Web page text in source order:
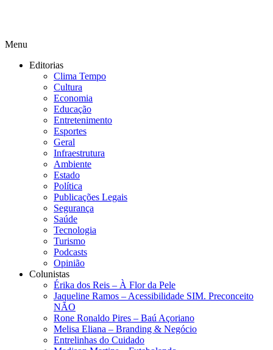
Menu
Editorias
Clima Tempo
Cultura
Economia
Educação
Entretenimento
Esportes
Geral
Infraestrutura
Ambiente
Estado
Política
Publicações Legais
Segurança
Saúde
Tecnologia
Turismo
Podcasts
Opinião
Colunistas
Érika dos Reis​ – À Flor da Pele
Jaqueline Ramos – Acessibilidade SIM. Preconceito
NÃO
Rone Ronaldo Pires – Baú Açoriano
Melisa Eliana – Branding & Negócio
Entrelinhas do Cuidado